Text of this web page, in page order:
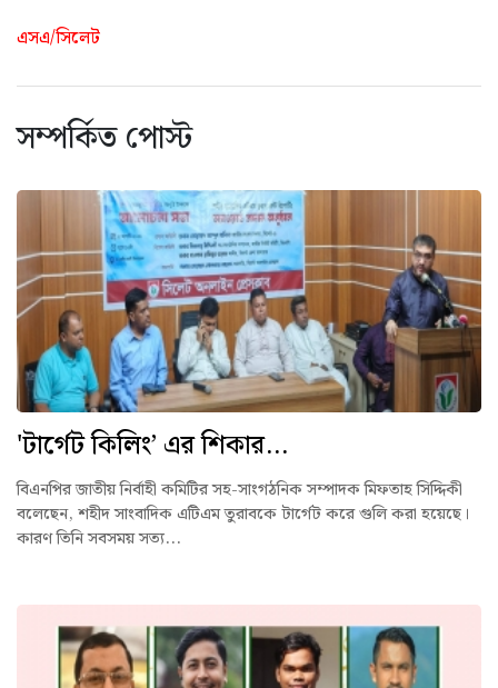
এসএ/সিলেট
সম্পর্কিত পোস্ট
'টার্গেট কিলিং’ এর শিকার...
বিএনপির জাতীয় নির্বাহী কমিটির সহ-সাংগঠনিক সম্পাদক মিফতাহ সিদ্দিকী
বলেছেন, শহীদ সাংবাদিক এটিএম তুরাবকে টার্গেট করে গুলি করা হয়েছে।
কারণ তিনি সবসময় সত্য...